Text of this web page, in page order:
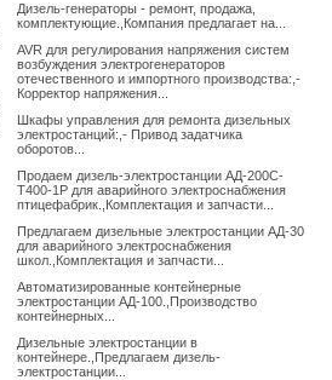
Дизель-генераторы - ремонт, продажа,
комплектующие.,Компания предлагает на...
AVR для регулирования напряжения систем
возбуждения электрогенераторов
отечественного и импортного производства:,-
Корректор напряжения...
Шкафы управления для ремонта дизельных
электростанций:,- Привод задатчика
оборотов...
Продаем дизель-электростанции АД-200С-
Т400-1Р для аварийного электроснабжения
птицефабрик.,Комплектация и запчасти...
Предлагаем дизельные электростанции АД-30
для аварийного электроснабжения
школ.,Комплектация и запчасти...
Автоматизированные контейнерные
электростанции АД-100.,Производство
контейнерных...
Дизельные электростанции в
контейнере.,Предлагаем дизель-
электростанции...